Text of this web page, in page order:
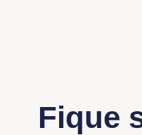
Fique